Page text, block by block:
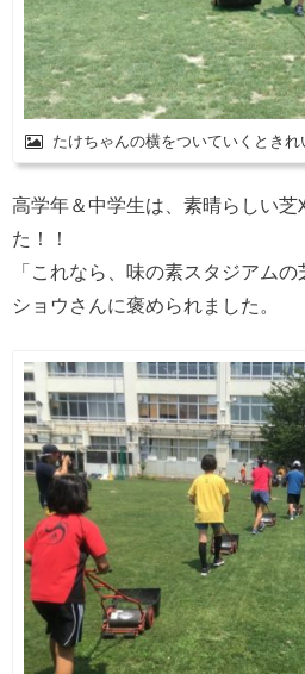
たけちゃんの横をついていくときれ
高学年＆中学生は、素晴らしい芝
た！！
「これなら、味の素スタジアム
ショウさんに褒められました。